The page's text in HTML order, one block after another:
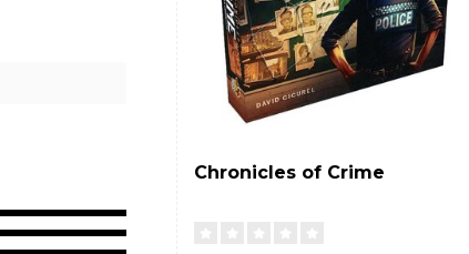
Chronicles of Crime